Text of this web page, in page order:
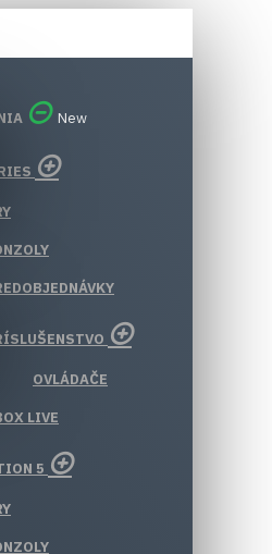
New
OVLÁDAČE
LIVE
5